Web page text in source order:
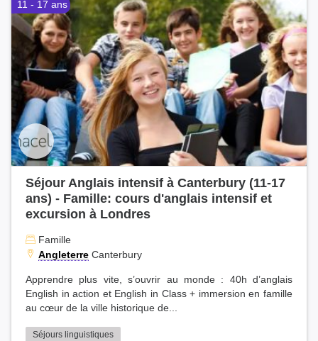
11 - 17 ans
Séjour Anglais intensif à Canterbury (11-17
ans) - Famille: cours d'anglais intensif et
excursion à Londres
Famille
Angleterre Canterbury
Apprendre plus vite, s’ouvrir au monde : 40h d’anglais
English in action et English in Class + immersion en famille
au cœur de la ville historique de...
Séjours linguistiques